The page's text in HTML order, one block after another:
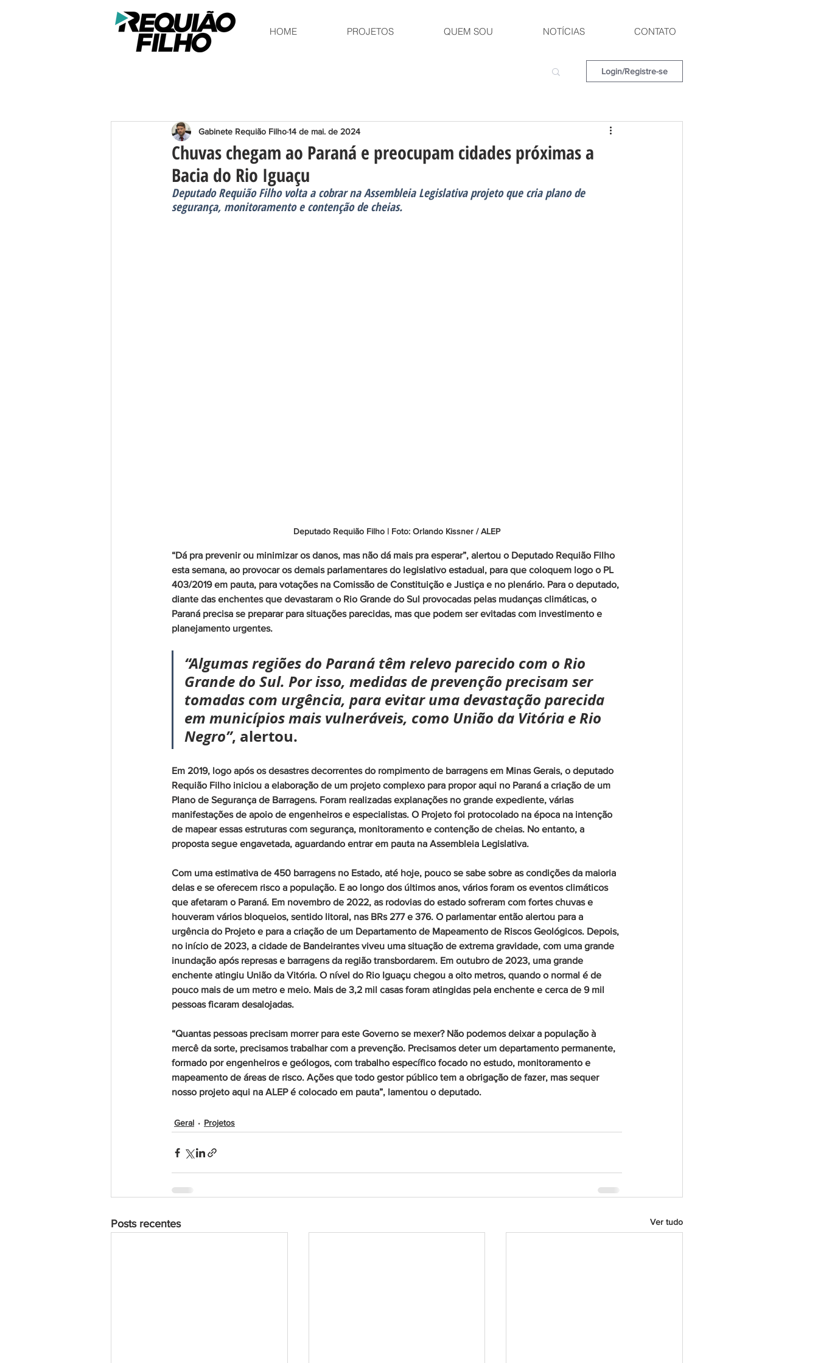
HOME PROJETOS QUEM SOU NOTÍCIAS CONTATO
Login/Registre-se
Chuvas chegam ao Paraná e preocupam cidades próximas a
Bacia do Rio Iguaçu
Gabinete Requião Filho14 de mai. de 2024
Deputado Requião Filho volta a cobrar na Assembleia Legislativa projeto que cria plano de
segurança, monitoramento e contenção de cheias.
Deputado Requião Filho | Foto: Orlando Kissner / ALEP
“Dá pra prevenir ou minimizar os danos, mas não dá mais pra esperar”, alertou o Deputado Requião Filho
esta semana, ao provocar os demais parlamentares do legislativo estadual, para que coloquem logo o PL
403/2019 em pauta, para votações na Comissão de Constituição e Justiça e no plenário. Para o deputado,
diante das enchentes que devastaram o Rio Grande do Sul provocadas pelas mudanças climáticas, o
Paraná precisa se preparar para situações parecidas, mas que podem ser evitadas com investimento e
planejamento urgentes.
“Algumas regiões do Paraná têm relevo parecido com o Rio
Grande do Sul. Por isso, medidas de prevenção precisam ser
tomadas com urgência, para evitar uma devastação parecida
em municípios mais vulneráveis, como União da Vitória e Rio
Negro”, alertou.
Em 2019, logo após os desastres decorrentes do rompimento de barragens em Minas Gerais, o deputado
Requião Filho iniciou a elaboração de um projeto complexo para propor aqui no Paraná a criação de um
Plano de Segurança de Barragens. Foram realizadas explanações no grande expediente, várias
manifestações de apoio de engenheiros e especialistas. O Projeto foi protocolado na época na intenção
de mapear essas estruturas com segurança, monitoramento e contenção de cheias. No entanto, a
proposta segue engavetada, aguardando entrar em pauta na Assembleia Legislativa.
Com uma estimativa de 450 barragens no Estado, até hoje, pouco se sabe sobre as condições da maioria
delas e se oferecem risco a população. E ao longo dos últimos anos, vários foram os eventos climáticos
que afetaram o Paraná. Em novembro de 2022, as rodovias do estado sofreram com fortes chuvas e
houveram vários bloqueios, sentido litoral, nas BRs 277 e 376. O parlamentar então alertou para a
urgência do Projeto e para a criação de um Departamento de Mapeamento de Riscos Geológicos. Depois,
no início de 2023, a cidade de Bandeirantes viveu uma situação de extrema gravidade, com uma grande
inundação após represas e barragens da região transbordarem. Em outubro de 2023, uma grande
enchente atingiu União da Vitória. O nível do Rio Iguaçu chegou a oito metros, quando o normal é de
pouco mais de um metro e meio. Mais de 3,2 mil casas foram atingidas pela enchente e cerca de 9 mil
pessoas ficaram desalojadas.
“Quantas pessoas precisam morrer para este Governo se mexer? Não podemos deixar a população à
mercê da sorte, precisamos trabalhar com a prevenção. Precisamos deter um departamento permanente,
formado por engenheiros e geólogos, com trabalho específico focado no estudo, monitoramento e
mapeamento de áreas de risco. Ações que todo gestor público tem a obrigação de fazer, mas sequer
nosso projeto aqui na ALEP é colocado em pauta”, lamentou o deputado.
Geral Projetos
Posts recentes Ver tudo